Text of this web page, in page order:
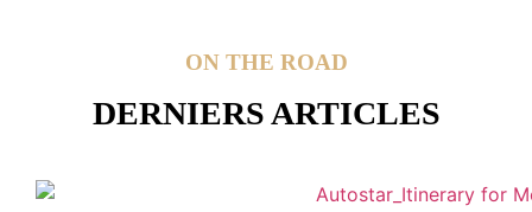
ON THE ROAD
DERNIERS ARTICLES